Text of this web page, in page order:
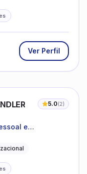
Ver Perfil
5.0(2)
e